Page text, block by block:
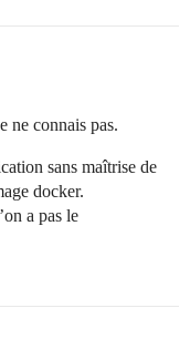
ne connais pas.
sans maîtrise de
docker.
a pas le